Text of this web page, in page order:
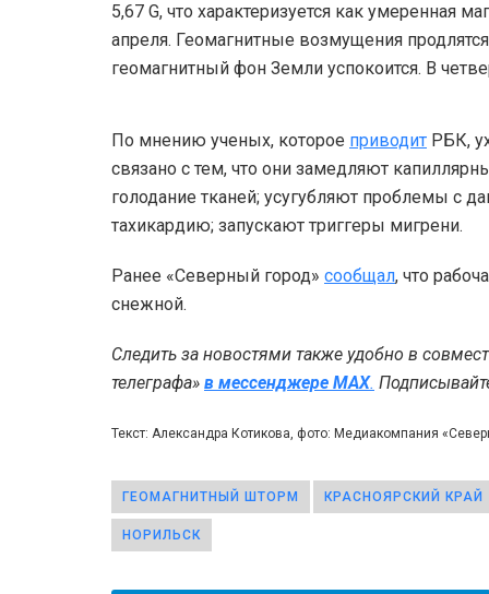
5,67 G, что характеризуется как умеренная
апреля. Геомагнитные возмущения
геомагнитный фон Земли успокоится. В
По мнению ученых, которое приводит РБК,
связано с тем, что они замедляют
голодание тканей; усугубляют проблемы с
тахикардию; запускают триггеры мигрени.
Ранее «Северный город» сообщал, что
снежной.
Следить за новостями также удобно в
телеграфа» в мессенджере MAX.
Текст: Александра Котикова, фото: Медиакомпания
ГЕОМАГНИТНЫЙ ШТОРМ КРАСНОЯРСКИЙ КРАЙ
НОРИЛЬСК